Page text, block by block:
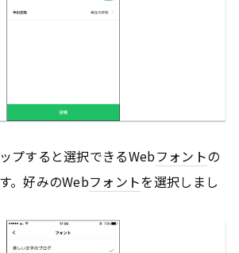
プすると選択できるWebフォントの
。好みのWebフォントを選択しまし